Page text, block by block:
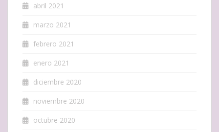
abril 2021
marzo 2021
febrero 2021
enero 2021
diciembre 2020
noviembre 2020
octubre 2020